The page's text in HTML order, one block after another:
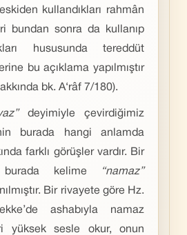
kullandıkları rahmân
bundan sonra da kullanıp
hususunda tereddüt
bu açıklama yapılmıştır
bk. A‘râf 7/180).
deyimiyle çevirdiğimiz
burada hangi anlamda
farklı görüşler vardır. Bir
burada kelime
“namaz”
Bir rivayete göre Hz.
ashabıyla namaz
yüksek sesle okur, onun